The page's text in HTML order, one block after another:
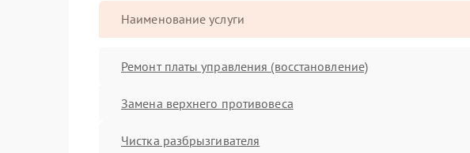
Наименование услуги
Ремонт платы управления (восстановление)
Замена верхнего противовеса
Чистка разбрызгивателя